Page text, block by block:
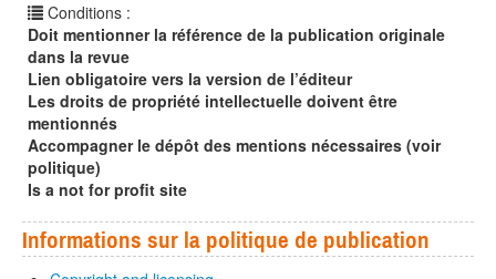
Conditions :
Doit mentionner la référence de la publication originale
dans la revue
Lien obligatoire vers la version de l’éditeur
Les droits de propriété intellectuelle doivent être
mentionnés
Accompagner le dépôt des mentions nécessaires (voir
politique)
Is a not for profit site
Informations sur la politique de publication